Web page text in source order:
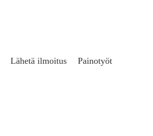
Lähetä ilmoitus Painotyöt